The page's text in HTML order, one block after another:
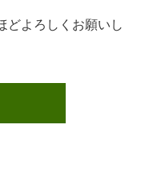
どよろしくお願いし